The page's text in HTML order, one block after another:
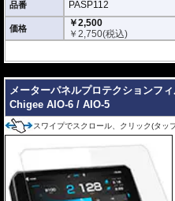
取
ニングクロス、細かい埃も除去する粘
仕上げるスキージがセットになってい
またこのフィルムは 多少の気泡なら数
優れもの。満足のいく取付が容易にな
シリコーン系粘着材を採用し、メー
を剥がせば、元通りの状態になります。
品番 PASP112
価格
￥2,500
￥2,750(税込)
メーターパネルプロテクションフ
Chigee AIO-6 / AIO-5
スワイプでスクロール、クリック(タッ